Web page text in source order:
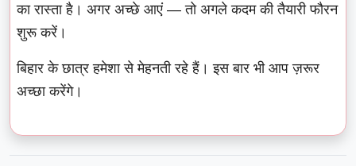
का रास्ता है। अगर अच्छे आएं — तो अगले कदम की तैयारी फौरन
शुरू करें।
बिहार के छात्र हमेशा से मेहनती रहे हैं। इस बार भी आप ज़रूर
अच्छा करेंगे।